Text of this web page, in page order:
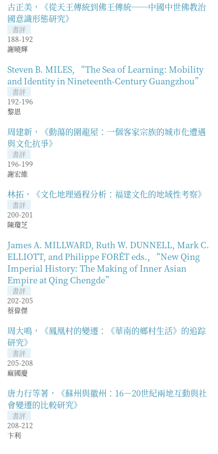
古正美，《從天王傳統到佛王傳統──中國中世佛教治
國意識形態研究》
書評
188-192
謝曉輝
Steven B. MILES, “The Sea of Learning: Mobility
and Identity in Nineteenth-Century Guangzhou”
書評
192-196
黎恩
周建新，《動蕩的圍龍屋：一個客家宗族的城市化遭遇
與文化抗爭》
書評
196-199
謝宏維
林拓，《文化地理過程分析：福建文化的地域性考察》
書評
200-201
陳瓊芝
James A. MILLWARD, Ruth W. DUNNELL, Mark C.
ELLIOTT, and Philippe FORÊT eds., “New Qing
Imperial History: The Making of Inner Asian
Empire at Qing Chengde”
書評
202-205
蔡偉傑
周大鳴，《鳳凰村的變遷：《華南的鄉村生活》的追踪
研究》
書評
205-208
麻國慶
唐力行等著，《蘇州與徽州：16－20世紀兩地互動與社
會變遷的比較研究》
書評
208-212
卞利